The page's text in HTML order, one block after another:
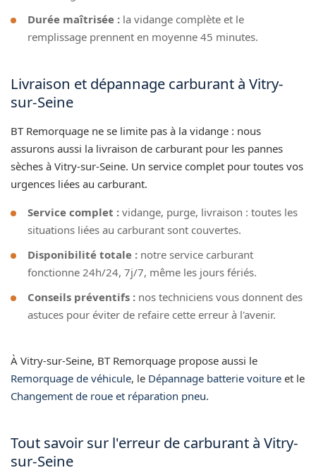
Durée maîtrisée : la vidange complète et le
remplissage prennent en moyenne 45 minutes.
Livraison et dépannage carburant à Vitry-
sur-Seine
BT Remorquage ne se limite pas à la vidange : nous
assurons aussi la livraison de carburant pour les pannes
sèches à Vitry-sur-Seine. Un service complet pour toutes vos
urgences liées au carburant.
Service complet : vidange, purge, livraison : toutes les
situations liées au carburant sont couvertes.
Disponibilité totale : notre service carburant
fonctionne 24h/24, 7j/7, même les jours fériés.
Conseils préventifs : nos techniciens vous donnent des
astuces pour éviter de refaire cette erreur à l'avenir.
À Vitry-sur-Seine, BT Remorquage propose aussi le
Remorquage de véhicule, le Dépannage batterie voiture et le
Changement de roue et réparation pneu.
Tout savoir sur l'erreur de carburant à Vitry-
sur-Seine